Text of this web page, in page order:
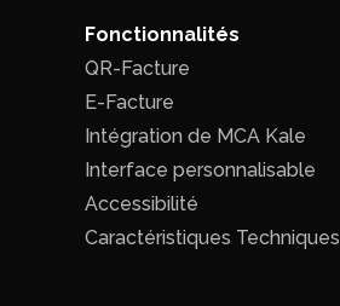
Fonctionnalités
QR-Facture
E-Facture
Intégration de MCA Kale
Interface personnalisable
Accessibilité
Caractéristiques Techniques